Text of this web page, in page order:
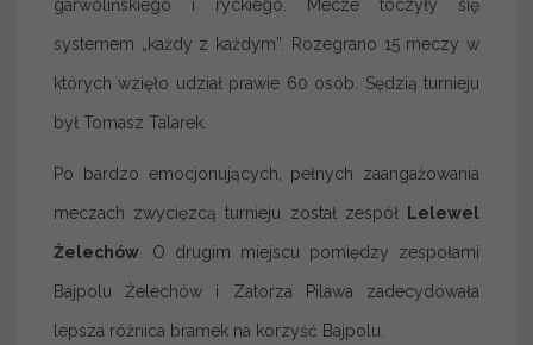
garwolińskiego i ryckiego. Mecze toczyły się
systemem „każdy z każdym”. Rozegrano 15 meczy w
których wzięło udział prawie 60 osób. Sędzią turnieju
był Tomasz Talarek.
Po bardzo emocjonujących, pełnych zaangażowania
meczach zwycięzcą turnieju został zespół Lelewel
Żelechów . O drugim miejscu pomiędzy zespołami
Bajpolu Żelechów i Zatorza Pilawa zadecydowała
lepsza różnica bramek na korzyść Bajpolu.